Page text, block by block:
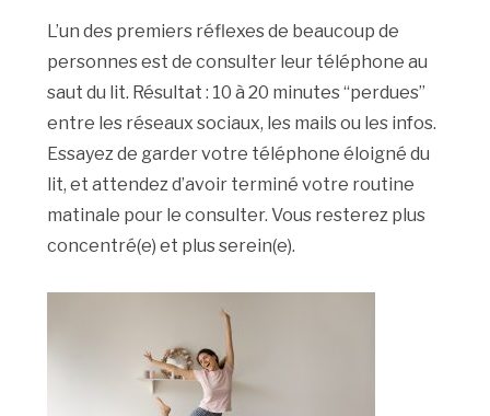
L’un des premiers réflexes de beaucoup de
personnes est de consulter leur téléphone au
saut du lit. Résultat : 10 à 20 minutes “perdues”
entre les réseaux sociaux, les mails ou les infos.
Essayez de garder votre téléphone éloigné du
lit, et attendez d’avoir terminé votre routine
matinale pour le consulter. Vous resterez plus
concentré(e) et plus serein(e).